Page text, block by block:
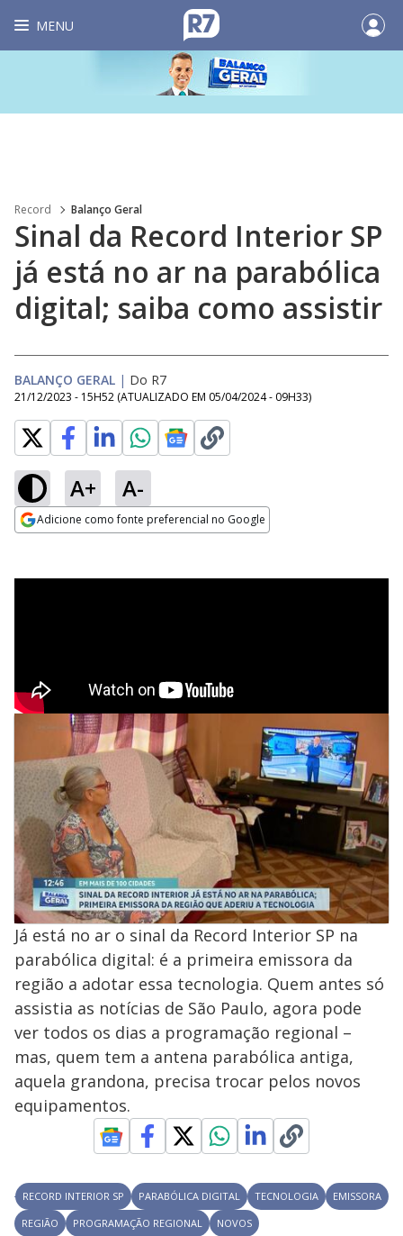
MENU
Record Balanço Geral
Sinal da Record Interior SP
já está no ar na parabólica
digital; saiba como assistir
BALANÇO GERAL | Do R7
21/12/2023 - 15H52 (ATUALIZADO EM 05/04/2024 - 09H33)
A+ A-
Adicione como fonte preferencial no Google
Já está no ar o sinal da Record Interior SP na
parabólica digital: é a primeira emissora da
região a adotar essa tecnologia. Quem antes só
assistia as notícias de São Paulo, agora pode
ver todos os dias a programação regional –
mas, quem tem a antena parabólica antiga,
aquela grandona, precisa trocar pelos novos
equipamentos.
RECORD INTERIOR SP PARABÓLICA DIGITAL TECNOLOGIA
EMISSORA
REGIÃO
PROGRAMAÇÃO REGIONAL NOVOS